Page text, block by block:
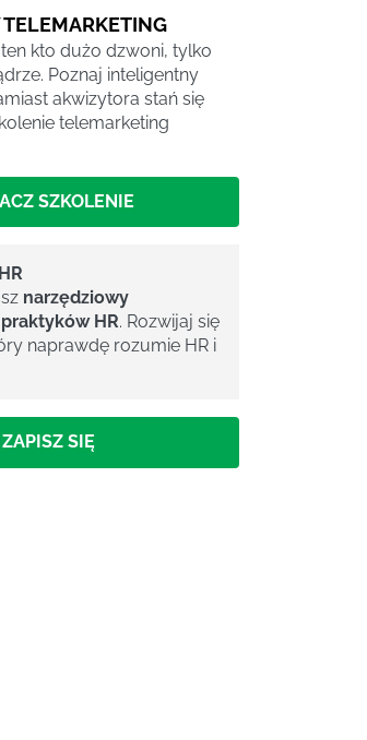
kto dużo dzwoni, tylko
Poznaj inteligentny
akwizytora stań się
telemarketing
SZKOLENIE
narzędziowy
HR. Rozwijaj się
naprawdę rozumie HR i
ZAPISZ SIĘ